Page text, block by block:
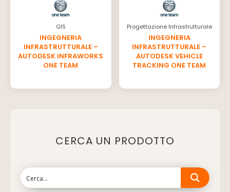
GIS
INGEGNERIA
INFRASTRUTTURALE –
AUTODESK INFRAWORKS
ONE TEAM
Progettazione Infrastrutturale
INGEGNERIA
INFRASTRUTTURALE –
AUTODESK VEHICLE
TRACKING ONE TEAM
CERCA UN PRODOTTO